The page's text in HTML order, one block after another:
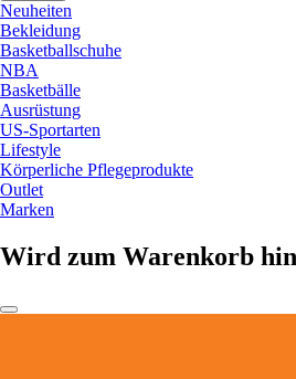
Neuheiten
Bekleidung
Basketballschuhe
NBA
Basketbälle
Ausrüstung
US-Sportarten
Lifestyle
Körperliche Pflegeprodukte
Outlet
Marken
Wird zum Warenkorb